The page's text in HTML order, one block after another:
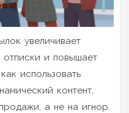
увеличивает
и повышает
использовать
контент,
а не на игнор.